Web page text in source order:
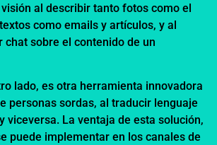
al describir tanto fotos como el
como emails y artículos, y al
chat sobre el contenido de un
lado, es otra herramienta innovadora
personas sordas, al traducir lenguaje
viceversa. La ventaja de esta solución,
puede implementar en los canales de